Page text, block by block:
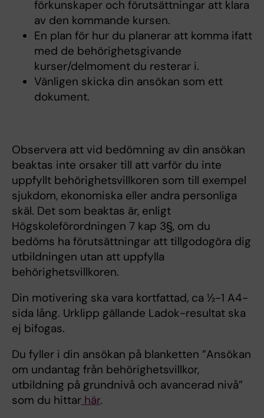
förkunskaper och förutsättningar att klara
av den kommande kursen.
En plan för hur du planerar att komma ifatt
med de behörighetsgivande
kurser/delmoment du resterar i.
Vänligen skicka din ansökan som ett
dokument.
Observera att vid bedömning av din ansökan
beaktas inte orsaker till att varför du inte
uppfyllt behörighetsvillkoren som till exempel
sjukdom, ekonomiska eller andra personliga
skäl. Det som beaktas är, enligt
Högskoleförordningen 7 kap 3§, om du
bedöms ha förutsättningar att tillgodogöra dig
utbildningen utan att uppfylla
behörighetsvillkoren.
Din motivering ska vara kortfattad, ca ½-1 A4-
sida lång. Urklipp gällande Ladok-resultat ska
ej bifogas.
Du fyller i din ansökan på blanketten ”Ansökan
om undantag från behörighetsvillkor,
utbildning på grundnivå och avancerad nivå”
som du hittar här.